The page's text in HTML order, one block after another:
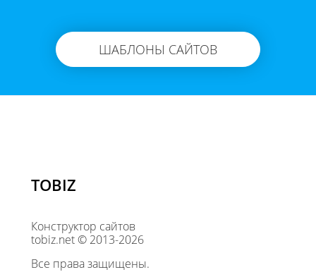
ШАБЛОНЫ САЙТОВ
TOBIZ
Конструктор сайтов
tobiz.net © 2013-2026
Все права защищены.